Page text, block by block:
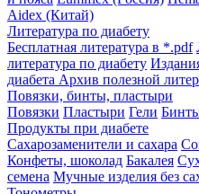
Aidex (Китай)
Литература по диабету
Бесплатная литература в *.pdf
литература по диабету
диабета Архив полезной
Повязки, бинты, пластыри
Повязки Пластыри Гели
Продукты при диабете
Сахарозаменители и сахара
Конфеты, шоколад Бакалея
семена Мучные изделия без